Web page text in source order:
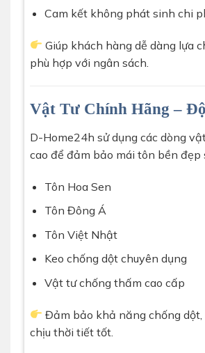
Cam kết không phát sinh chi
Giúp khách hàng dễ dàng lựa
phù hợp với ngân sách.
Vật Tư Chính Hãng –
D-Home24h sử dụng các dòng
cao để đảm bảo mái tôn bền đẹp
Tôn Hoa Sen
Tôn Đông Á
Tôn Việt Nhật
Keo chống dột chuyên dụng
Vật tư chống thấm cao cấp
Đảm bảo khả năng chống dột,
chịu thời tiết tốt.